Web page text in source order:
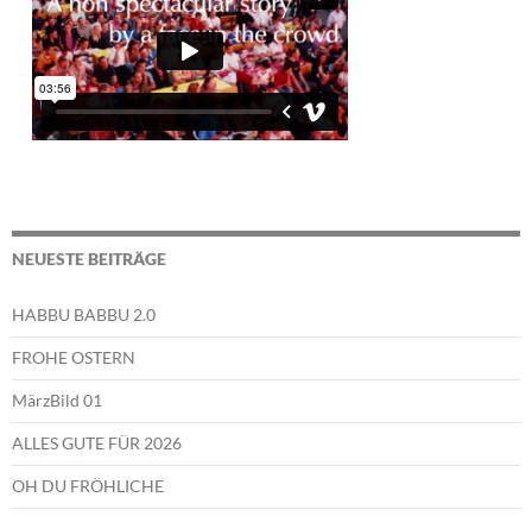
NEUESTE BEITRÄGE
HABBU BABBU 2.0
FROHE OSTERN
MärzBild 01
ALLES GUTE FÜR 2026
OH DU FRÖHLICHE